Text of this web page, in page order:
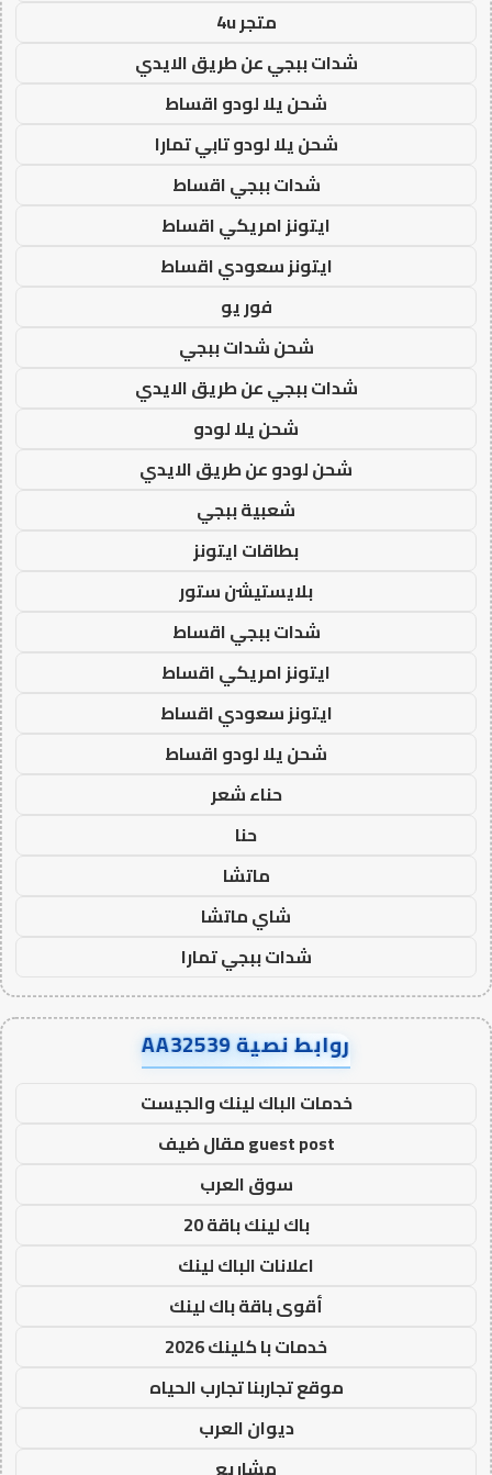
متجر 4u
شدات ببجي عن طريق الايدي
شحن يلا لودو اقساط
شحن يلا لودو تابي تمارا
شدات ببجي اقساط
ايتونز امريكي اقساط
ايتونز سعودي اقساط
فور يو
شحن شدات ببجي
شدات ببجي عن طريق الايدي
شحن يلا لودو
شحن لودو عن طريق الايدي
شعبية ببجي
بطاقات ايتونز
بلايستيشن ستور
شدات ببجي اقساط
ايتونز امريكي اقساط
ايتونز سعودي اقساط
شحن يلا لودو اقساط
حناء شعر
حنا
ماتشا
شاي ماتشا
شدات ببجي تمارا
روابط نصية AA32539
خدمات الباك لينك والجيست
guest post مقال ضيف
سوق العرب
باك لينك باقة 20
اعلانات الباك لينك
أقوى باقة باك لينك
خدمات با كلينك 2026
موقع تجاربنا تجارب الحياه
ديوان العرب